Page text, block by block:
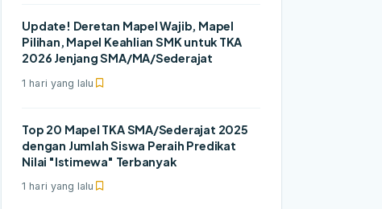
Update! Deretan Mapel Wajib, Mapel
Pilihan, Mapel Keahlian SMK untuk TKA
2026 Jenjang SMA/MA/Sederajat
1 hari yang lalu
Top 20 Mapel TKA SMA/Sederajat 2025
dengan Jumlah Siswa Peraih Predikat
Nilai "Istimewa" Terbanyak
1 hari yang lalu